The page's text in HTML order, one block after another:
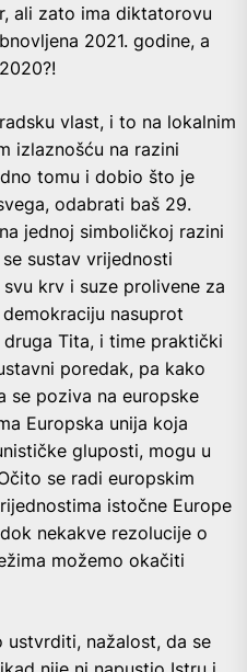
ali zato ima diktatorovu
2021. godine, a
vlast, i to na lokalnim
izlaznošću na razini
tomu i dobio što je
odabrati baš 29.
jednoj simboličkoj razini
sustav vrijednosti
krv i suze prolivene za
nasuprot
Tita, i time praktički
poredak, pa kako
se poziva na europske
Europska unija koja
gluposti, mogu u
se radi europskim
istočne Europe
nekakve rezolucije o
možemo okačiti
ustvrditi, nažalost, da se